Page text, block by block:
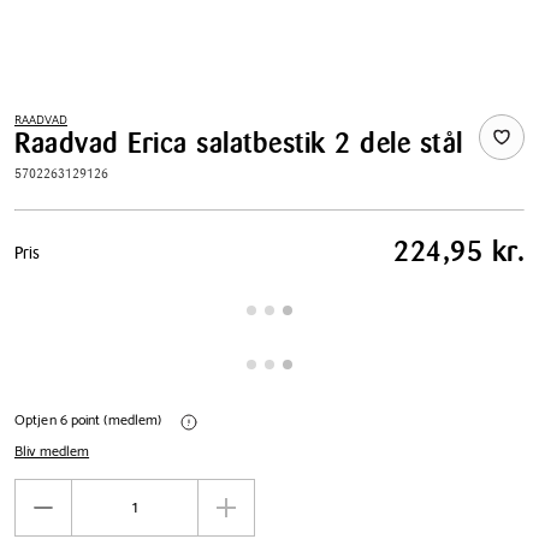
RAADVAD
Raadvad Erica salatbestik 2 dele stål
5702263129126
Pris
tabel
Pris 224,95 kr.
Optjen 6 point (medlem)
Bliv medlem
Antal
Øg